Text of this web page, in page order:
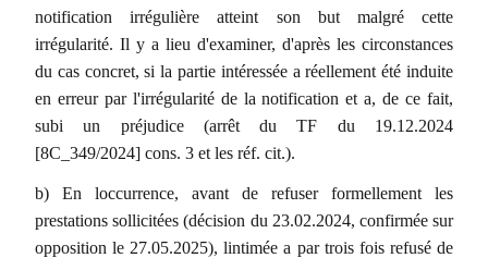
notification irrégulière atteint son but malgré cette
irrégularité. Il y a lieu d'examiner, d'après les circonstances
du cas concret, si la partie intéressée a réellement été induite
en erreur par l'irrégularité de la notification et a, de ce fait,
subi un préjudice (arrêt du TF du 19.12.2024
[8C_349/2024] cons. 3 et les réf. cit.).
b) En loccurrence, avant de refuser formellement les
prestations sollicitées (décision du 23.02.2024, confirmée sur
opposition le 27.05.2025), lintimée a par trois fois refusé de